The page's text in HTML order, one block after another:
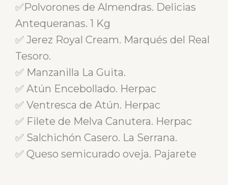
✅Polvorones de Almendras. Delicias
Antequeranas. 1 Kg
✅ Jerez Royal Cream. Marqués del Real
Tesoro.
✅ Manzanilla La Guita.
✅ Atún Encebollado. Herpac
✅ Ventresca de Atún. Herpac
✅ Filete de Melva Canutera. Herpac
✅ Salchichón Casero. La Serrana.
✅ Queso semicurado oveja. Pajarete